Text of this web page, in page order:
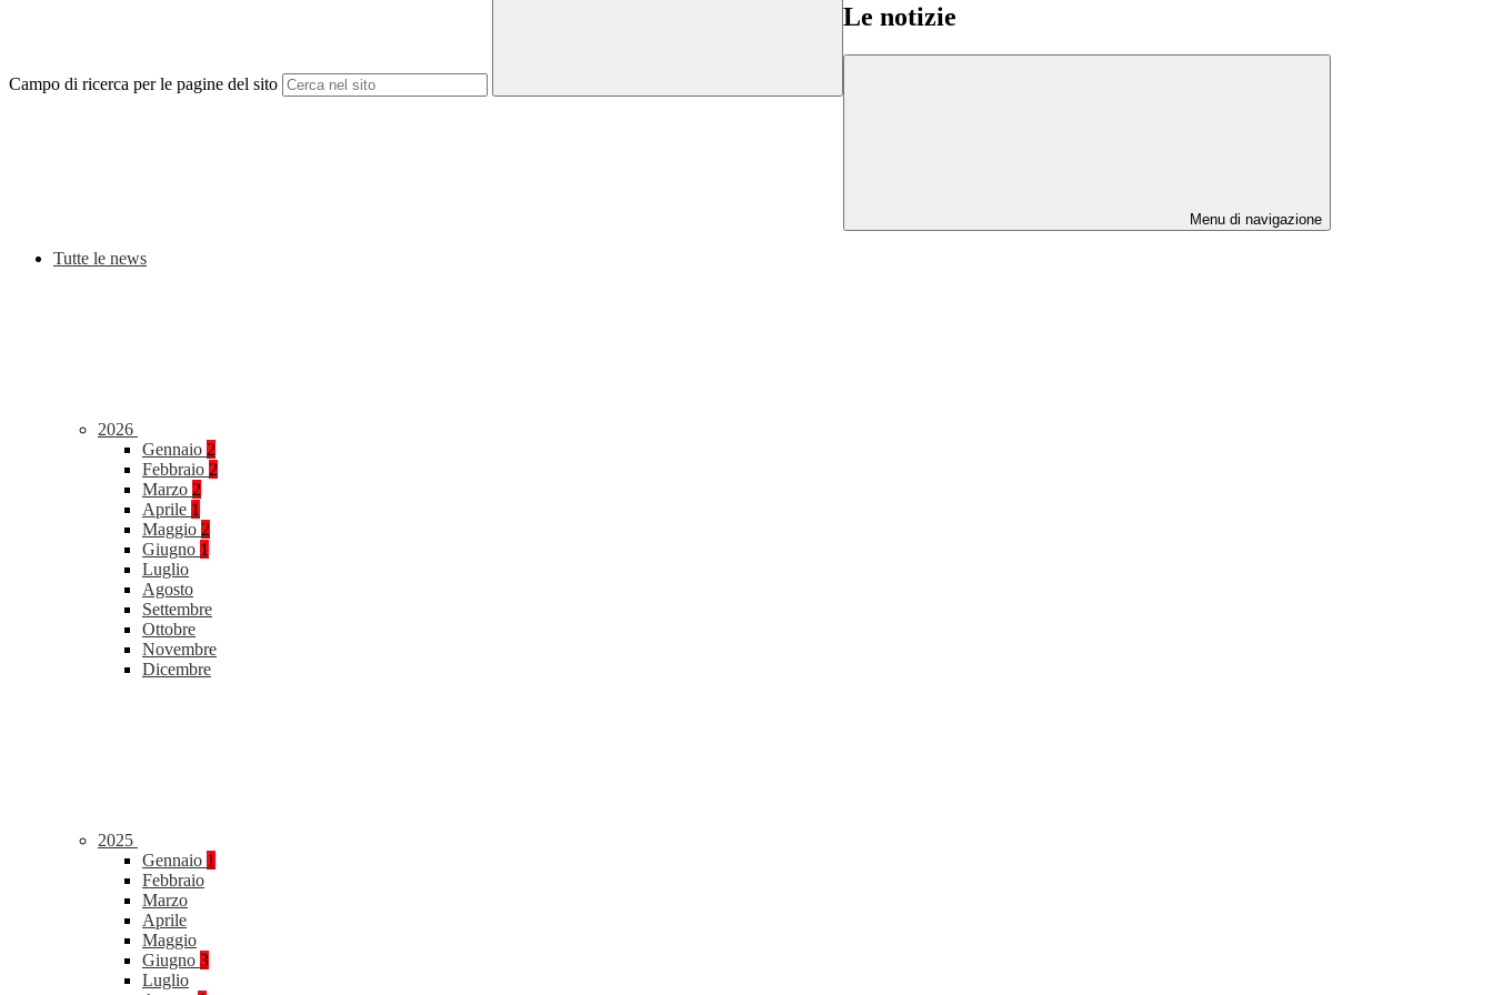
Campo di ricerca per le pagine del sito
Le notizie
Menu di navigazione
Tutte le news
2026
Gennaio 2
Febbraio 2
Marzo 2
Aprile 1
Maggio 2
Giugno 1
Luglio
Agosto
Settembre
Ottobre
Novembre
Dicembre
2025
Gennaio 1
Febbraio
Marzo
Aprile
Maggio
Giugno 3
Luglio